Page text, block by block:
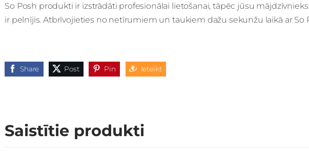
So Posh produkti ir izstrādāti profesionālai lietošanai, tāpēc jūsu
ir pelnījis. Atbrīvojieties no netīrumiem un taukiem dažu sekunžu laikā ar So
Share Post Pin Ieteikt
Saistītie produkti